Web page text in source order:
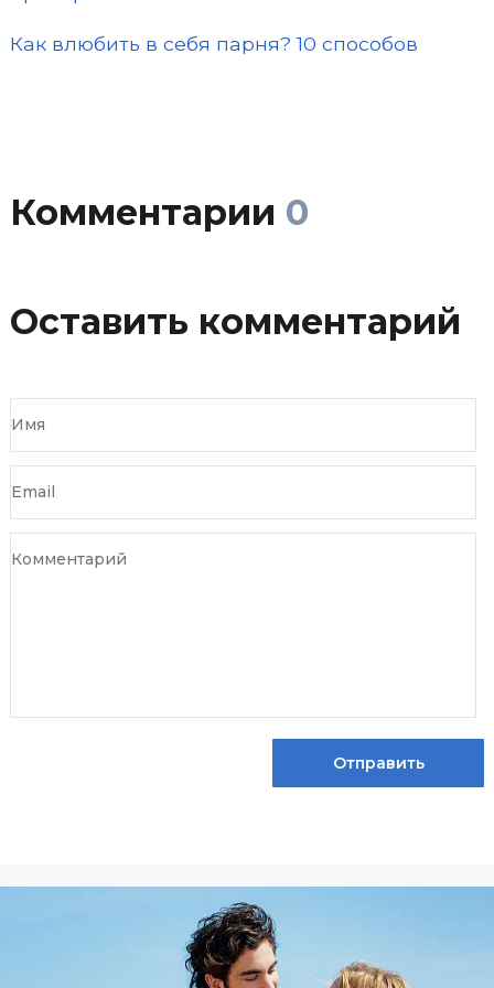
Как влюбить в себя парня? 10 способов
Комментарии 0
Оставить комментарий